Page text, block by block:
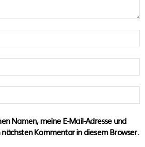
Namen, meine E-Mail-Adresse und
Kommentar in diesem Browser.